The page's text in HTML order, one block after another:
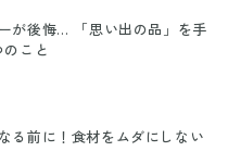
が後悔… 「思い出の品」を手
こと
る前に！食材をムダにしない